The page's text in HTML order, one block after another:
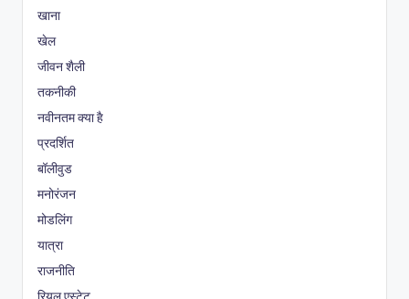
खाना
खेल
जीवन शैली
तकनीकी
नवीनतम क्या है
प्रदर्शित
बॉलीवुड
मनोरंजन
मोडलिंग
यात्रा
राजनीति